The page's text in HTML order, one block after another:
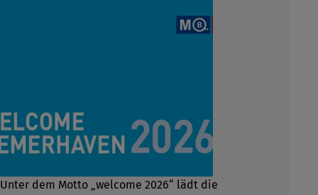
Unter dem Motto „welcome 2026“ lädt die